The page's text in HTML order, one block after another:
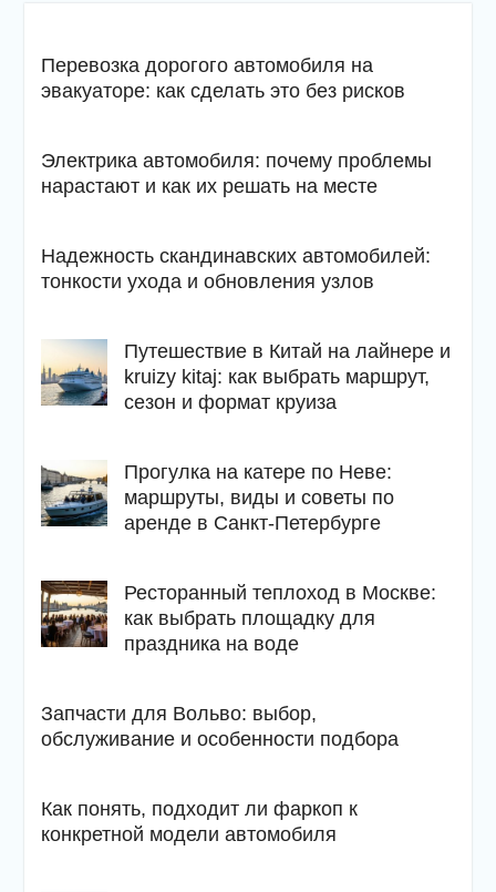
Перевозка дорогого автомобиля на
эвакуаторе: как сделать это без рисков
Электрика автомобиля: почему проблемы
нарастают и как их решать на месте
Надежность скандинавских автомобилей:
тонкости ухода и обновления узлов
Путешествие в Китай на лайнере и
kruizy kitaj: как выбрать маршрут,
сезон и формат круиза
Прогулка на катере по Неве:
маршруты, виды и советы по
аренде в Санкт-Петербурге
Ресторанный теплоход в Москве:
как выбрать площадку для
праздника на воде
Запчасти для Вольво: выбор,
обслуживание и особенности подбора
Как понять, подходит ли фаркоп к
конкретной модели автомобиля